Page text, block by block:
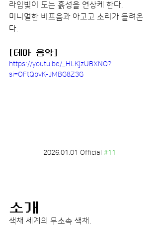
라임빛이 도는 흙성을 연상케 한다.
미니멀한 비프음과 아고고 소리가 들려온
다.
[테마 음악]
https://youtu.be/_HLKjzUBXNQ?
si=OFtQbvK-JMBG8Z3G
2026.01.01 Official #11
소개
색채 세계의 무소속 색채.